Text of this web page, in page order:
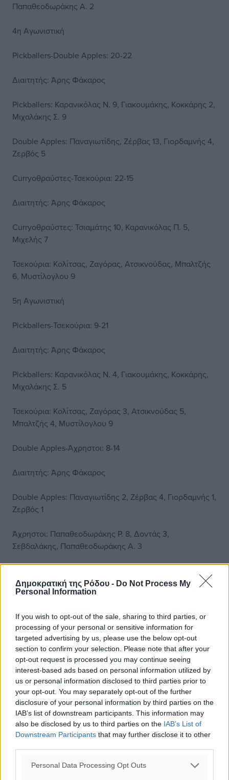
Δημοκρατική της Ρόδου - Do Not Process My
Personal Information
If you wish to opt-out of the sale, sharing to third parties, or
processing of your personal or sensitive information for
targeted advertising by us, please use the below opt-out
section to confirm your selection. Please note that after your
opt-out request is processed you may continue seeing
interest-based ads based on personal information utilized by
us or personal information disclosed to third parties prior to
your opt-out. You may separately opt-out of the further
disclosure of your personal information by third parties on the
IAB’s list of downstream participants. This information may
also be disclosed by us to third parties on the IAB’s List of
Downstream Participants that may further disclose it to other
Personal Data Processing Opt Outs
Παπαθεοδωράκης Α. 2
4η Αγωνιστική
Pickballers-Double Apples: 20-22
Διαιτητής: Άρης Φάκαρος
Pickballers: Καρανικόλας Ν. 9, Γιακουμάκης, Κοκκάρης 2,
Μιχαλάκης Σ. 9
Double Apples: Παναγιωτίδης, Ζέρβας 13, Γιορδαμνής 4,
Ζερβός 5
Curryοθραύστες-Τσεκούρια: 22-15
Διαιτητής: Άρης Φάκαρος
Curryοθραύστες: Τσιαμάτης 10, Καρανικόλας Π. 5,
Μιχελής 7
Τσεκούρια: Κολίτσας, Ζαγόρας, Ατσικνούδας, Μπαλτζής
6, Μυστίλογλου 9
5η Αγωνιστική
Pickballers-Τσεκούρια: 9-21
Διαιτητής: Άρης Φάκαρος
Pickballers: Καρανικόλας Ν. 4, Γιακουμάκης, Κοκκάρης,
Μιχαλάκης Σ. 5
Τσεκούρια: Κολίτσας, Ζαγόρας 3, Ατσικνούδας 5,
Μπαλτζής 4, Μυστίλογλου 9
Double Apples-Άχρηστοι: 8-14
Διαιτητής: Άρης Φάκαρος
Double Apples: Παναγιωτίδης 2, Ζέρβας 4, Γιορδαμνής 1,
Ζερβός 1
Άχρηστοι: Παπαθεοδωράκης Ρ. 8, Δοντάς 3,
Σεβδαλάκης, Παπαθεοδωράκης Α. 3
ΚΑΠΝΟ (4-0)
Pop Out (3-1)
Bricklayers (2-2)
Old School (1-3)
Elite (0-4)
1η Αγωνιστική
Old School-Καπνό: 19-21
Διαιτητής: Στέλιος Βιτζηλαίος